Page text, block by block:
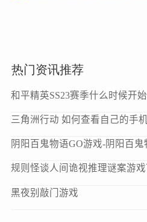
热门资讯推荐
和平精英SS23赛季什么时候开始
阴阳百鬼物语GO游戏-阴阳百鬼
规则怪谈人间诡视推理谜案游
黑夜别敲门游戏